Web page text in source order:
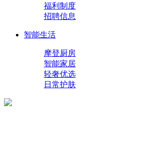
福利制度
招聘信息
智能生活
摩登厨房
智能家居
轻奢优选
日常护肤